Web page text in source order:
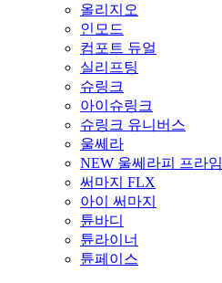
올리지오
인모드
컴포트 듀얼
실리프팅
슈링크
아이슈링크
슈링크 유니버스
울쎄라
NEW 울쎄라피 프라임
써마지 FLX
아이 써마지
튠바디
튠라이너
튠페이스